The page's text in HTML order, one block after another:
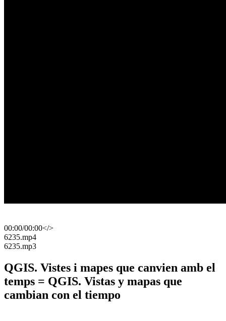
00:00/00:00</>
​6235.mp4
​6235.mp3
QGIS. Vistes i mapes que canvien amb el
temps = QGIS. Vistas y mapas que
cambian con el tiempo